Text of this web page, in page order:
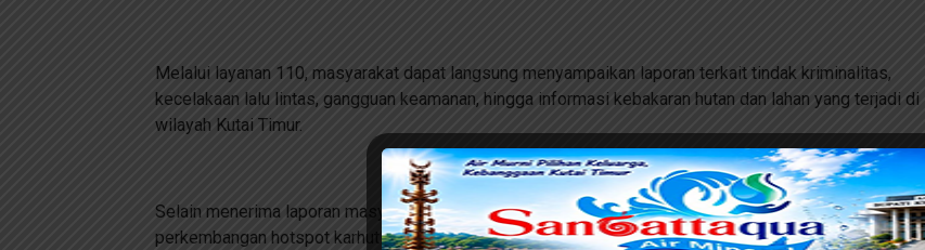
Melalui layanan 110, masyarakat dapat langsung menyampaikan laporan terkait tindak kriminalitas,
kecelakaan lalu lintas, gangguan keamanan, hingga informasi kebakaran hutan dan lahan yang terjadi di
wilayah Kutai Timur.
Selain menerima laporan masyarakat, personel di posko juga melakukan pemantauan intensif terhadap
perkembangan hotspot karhutla mengingat cuaca panas yang terjadi beberapa hari terakhir di sejumlah